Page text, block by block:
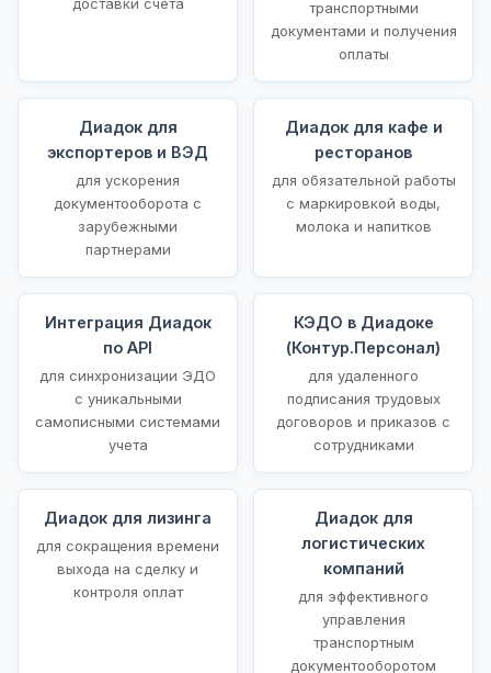
транспортными
документами и получения
оплаты
Диадок для
экспортеров и ВЭД
для ускорения
документооборота с
зарубежными
партнерами
Диадок для кафе и
ресторанов
для обязательной работы
с маркировкой воды,
молока и напитков
Интеграция Диадок
по API
для синхронизации ЭДО
с уникальными
самописными системами
учета
КЭДО в Диадоке
(Контур.Персонал)
для удаленного
подписания трудовых
договоров и приказов с
сотрудниками
Диадок для лизинга
для сокращения времени
выхода на сделку и
контроля оплат
Диадок для
логистических
компаний
для эффективного
управления
транспортным
документооборотом